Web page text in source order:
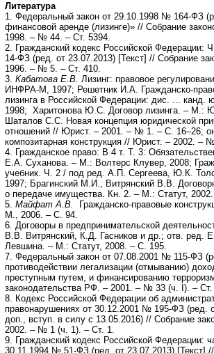
Литература
1. Федеральный закон от 29.10.1998 № 164-ФЗ
финансовой аренде (лизинге)» // Собрание
1998. – № 44. – Ст. 5394.
2. Гражданский кодекс Российской Федерации:
14-ФЗ (ред. от 23.07.2013) [Текст] // Собрание
1996. – № 5. – Ст. 410.
3. Кабатова Е.В. Лизинг: правовое
ИНФРА-М, 1997; Решетник И.А. Гражданско-
лизинга в Российской Федерации: дис. ... канд.
1998; Харитонова Ю.С. Договор лизинга. – М.:
Шаталов С.С. Новая концепция юридической
отношений // Юрист. – 2001. – № 1. – С. 16–26;
композитарная конструкция // Юрист. – 2002. –
4. Гражданское право: В 4 т. Т. 3:
Е.А. Суханова. – М.: Волтерс Клувер, 2008;
учебник. Ч. 2 / под ред. А.П. Сергеева, Ю.К.
1997; Брагинский М.И., Витрянский В.В.
о передаче имущества. Кн. 2. – М.: Статут, 2002.
5. Майфат А.В.
Гражданско-правовые
М., 2006. – С. 94.
6. Договоры в предпринимательской
В.В. Витрянский, К.Д. Гасников и др.; отв. ред.
Левшина. – М.: Статут, 2008. – С. 195.
7. Федеральный закон от 07.08.2001 № 115-ФЗ
противодействии легализации (отмыванию)
преступным путем, и финансированию
законодательства РФ. – 2001. – № 33 (ч. I). – Ст.
8. Кодекс Российской Федерации об
правонарушениях от 30.12.2001 № 195-ФЗ (ред.
доп., вступ. в силу с 13.05.2016) // Собрание
2002. – № 1 (ч. 1). – Ст. 1.
9. Гражданский кодекс Российской Федерации:
30.11.1994 № 51-ФЗ (ред. от 23.07.2013) [Текст]